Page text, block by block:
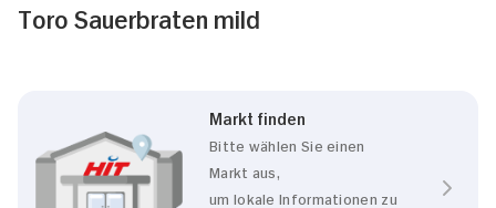
Toro Sauerbraten mild
Markt finden
Bitte wählen Sie einen
Markt aus,
um lokale Informationen zu